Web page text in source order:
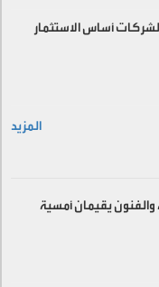
أساس الاستثمار
المزيد
والفنون يقيمان أمسية